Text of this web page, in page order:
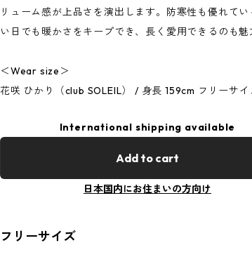
リューム感が上品さを演出します。防寒性も優れて
い日でも暖かさをキープでき、長く愛用できるのも魅
＜Wear size＞
花咲 ひかり（club SOLEIL） / 身長 159cm フリーサイ
International shipping available
Add to cart
日本国内にお住まいの方向け
フリーサイズ